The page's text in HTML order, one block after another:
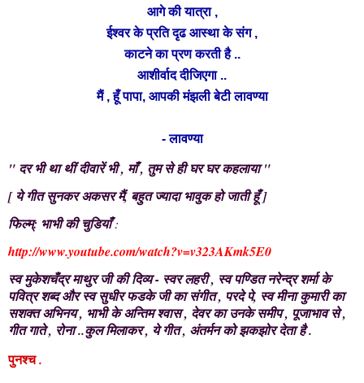
आगे की यात्रा ,
ईश्वर के प्रति दृढ आस्था के संग ,
काटने का प्रण करती है ..
आशीर्वाद दीजिएगा ..
मैं , हूँ पापा, आपकी मंझली बेटी लावण्या
- लावण्या
" दरभी था थीं दीवारें भी , माँ , तुम से ही घर घर कहलाया "
[ ये गीत सुनकर अकसर मैं, बहुत ज्यादा भावुक हो जाती हूँ ]
फिल्म्: भाभी की चुडियाँ:
http://www.youtube.com/watch?v=v323AKmk5E0
स्व मुकेशचँद्र माथुर जी की दिव्य - स्वर लहरी , स्व पण्डित नरेन्द्र शर्मा के
पवित्र शब्द और स्व सुधीर फडके जी का संगीत , परदे पे, स्व मीना कुमारी का
सशक्त अभिनय , भाभी के अन्तिम श्वास , देवर का उनके समीप , पूजाभाव से ,
गीत गाते , रोना ..कुल मिलाकर , ये गीत , अंतर्मन को झकझोर देता है .
पुनश्च.